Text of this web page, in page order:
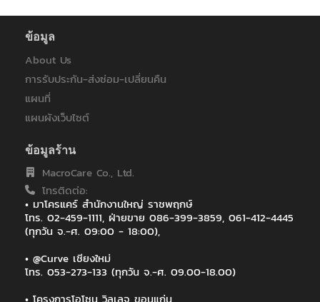
สถาบันพัฒนาองค์กรชุมชน (องค์การมหาชน)
สมาคมสารพิษจากเชื้อราแห่งประเทศไทย
สำนักงานศูนย์ราชการเฉลิมพระเกียรติ 80 พรรษา
สำนักงานเขตพื้นที่การศึกษาประถมศึกษานครพนม เขต 1
โรงพยาบาลบ้านเขว้า
โรงเรียนสาธิตมหาวิทยาลัยเชียงใหม่
A.P.Honda สาขาเชียงใหม่
Amari Watergate Bangkok
Amora Beach Resort Phuket | Thalang
ARUNA HOTEL เชียงราย
Asia Hotel Bangkok
Asia Pacific Peteochemiecal Co.,Ltd.
Asian Institute of Technology (AIT)
AstraZeneca
ข้อมูล
About Us
การรับประกัน-ส่งซ่อม-เปลี่ยนคืน
แผนที่
แผนผังเว็บไซต์
ข้อมูลร้าน
MacroCare Co., Ltd.
โทรติดต่อ:
• มาโครแคร์ สำนักงานใหญ่ ราชพฤกษ์
โทร. 02-459-1111, ฝ่ายขาย 086-399-3859, 061-412-4445
(ทุกวัน จ.-ศ. 09:00 - 18:00),
• @Curve เชียงใหม่
โทร. 053-273-133 (ทุกวัน จ.-ศ. 09.00-18.00)
• โครงการโอโซน วิลเลจ ขอนแก่น